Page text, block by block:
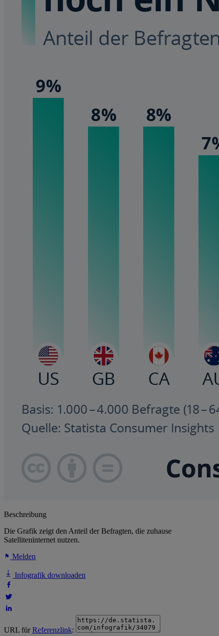
Beschreibung
Die Grafik zeigt den Anteil der Befragten, die zuhause
Satelliteninternet nutzen.
Melden
Infografik downloaden
URL fürReferenzlink: